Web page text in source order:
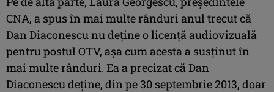
CNA, a spus în mai multe rânduri anul trecut că
Dan Diaconescu nu deţine o licenţă audiovizuală
pentru postul OTV, aşa cum acesta a susţinut în
mai multe rânduri. Ea a precizat că Dan
Diaconescu deţine, din pe 30 septembrie 2013, doar